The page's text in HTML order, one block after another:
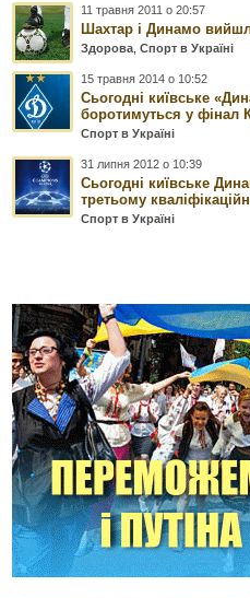
11 травня 2011 о 20:57
Шахтар і Динамо
Здорова ,Спорт в Україні
15 травня 2014 о 10:52
Сьогодні київське
боротимуться у фінал
Спорт в Україні
31 липня 2012 о 10:39
Сьогодні київське
третьому
Спорт в Україні